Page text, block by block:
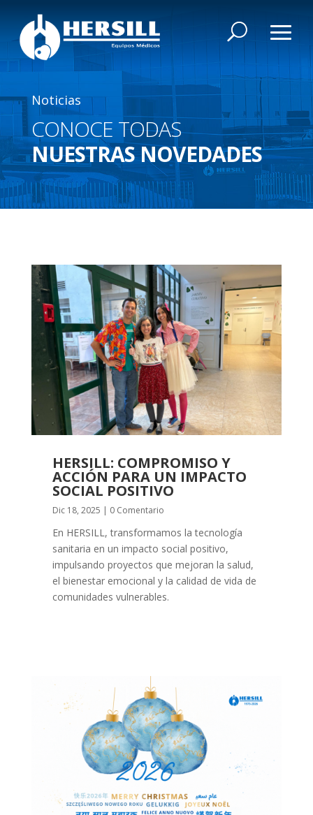
Noticias
CONOCE TODAS
NUESTRAS NOVEDADES
HERSILL: COMPROMISO Y
ACCIÓN PARA UN IMPACTO
SOCIAL POSITIVO
Dic 18, 2025 | 0 Comentario
En HERSILL, transformamos la tecnología
sanitaria en un impacto social positivo,
impulsando proyectos que mejoran la salud,
el bienestar emocional y la calidad de vida de
comunidades vulnerables.